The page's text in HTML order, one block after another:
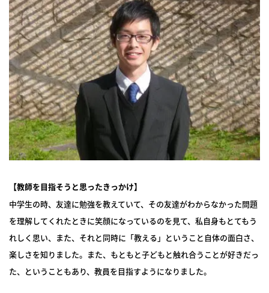
【教師を目指そうと思ったきっかけ】
中学生の時、友達に勉強を教えていて、その友達がわからなかった問題
を理解してくれたときに笑顔になっているのを見て、私自身もとてもう
れしく思い、また、それと同時に「教える」ということ自体の面白さ、
楽しさを知りました。また、もともと子どもと触れ合うことが好きだっ
た、ということもあり、教員を目指すようになりました。